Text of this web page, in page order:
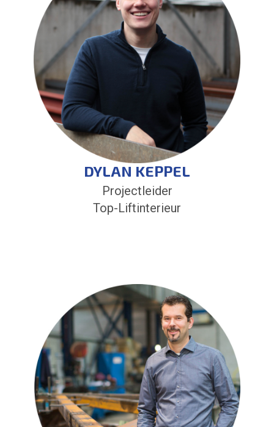
DYLAN KEPPEL
Projectleider
Top-Liftinterieur